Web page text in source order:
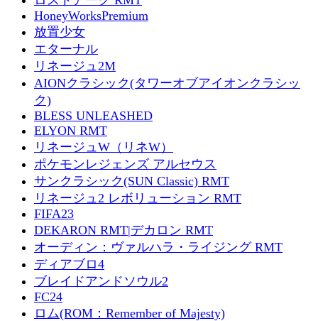
HoneyWorksPremium
放置少女
エターナル
リネージュ2M
AIONクラシック(タワーオブアイオンクラシッ
ク)
BLESS UNLEASHED
ELYON RMT
リネージュW（リネW）
ポケモンレジェンズ アルセウス
サンクラシック(SUN Classic) RMT
リネージュ2 レボリューション RMT
FIFA23
DEKARON RMT|デカロン RMT
オーディン：ヴァルハラ・ライジング RMT
ディアブロ4
ブレイドアンドソウル2
FC24
ロム(ROM：Remember of Majesty)